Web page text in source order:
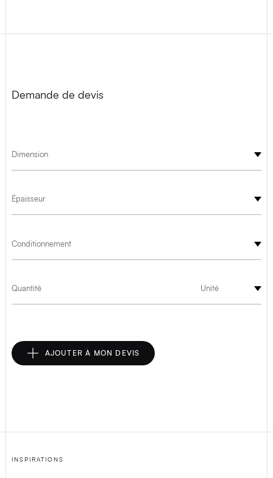
Demande de devis
Dimension
Épaisseur
Conditionnement
Quantité Unité
AJOUTER À MON DEVIS
INSPIRATIONS